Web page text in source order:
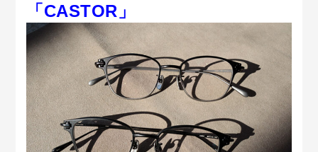
「CASTOR」